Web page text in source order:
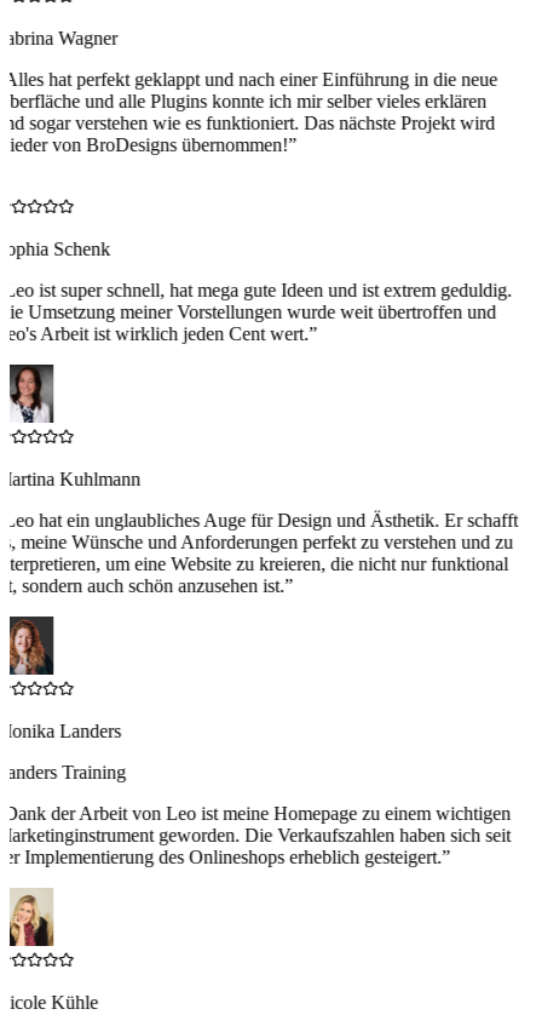
Wagner
Alles hat perfekt geklappt und nach einer Einführung in die neue
und alle Plugins konnte ich mir selber vieles erklären
sogar verstehen wie es funktioniert. Das nächste Projekt wird
von BroDesigns übernommen!”
Schenk
Leo ist super schnell, hat mega gute Ideen und ist extrem geduldig.
Umsetzung meiner Vorstellungen wurde weit übertroffen und
Arbeit ist wirklich jeden Cent wert.”
Kuhlmann
Leo hat ein unglaubliches Auge für Design und Ästhetik. Er schafft
meine Wünsche und Anforderungen perfekt zu verstehen und zu
um eine Website zu kreieren, die nicht nur funktional
sondern auch schön anzusehen ist.”
Landers
Training
Dank der Arbeit von Leo ist meine Homepage zu einem wichtigen
geworden. Die Verkaufszahlen haben sich seit
Implementierung des Onlineshops erheblich gesteigert.”
Kühle